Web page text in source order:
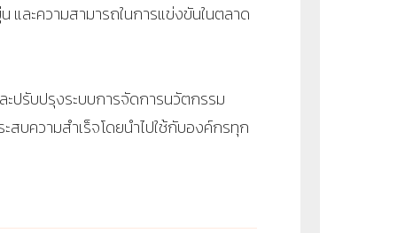
ละความสามารถในการแข่งขันในตลาด
ปรับปรุงระบบการจัดการนวัตกรรม
บความสำเร็จโดยนำไปใช้กับองค์กรทุก